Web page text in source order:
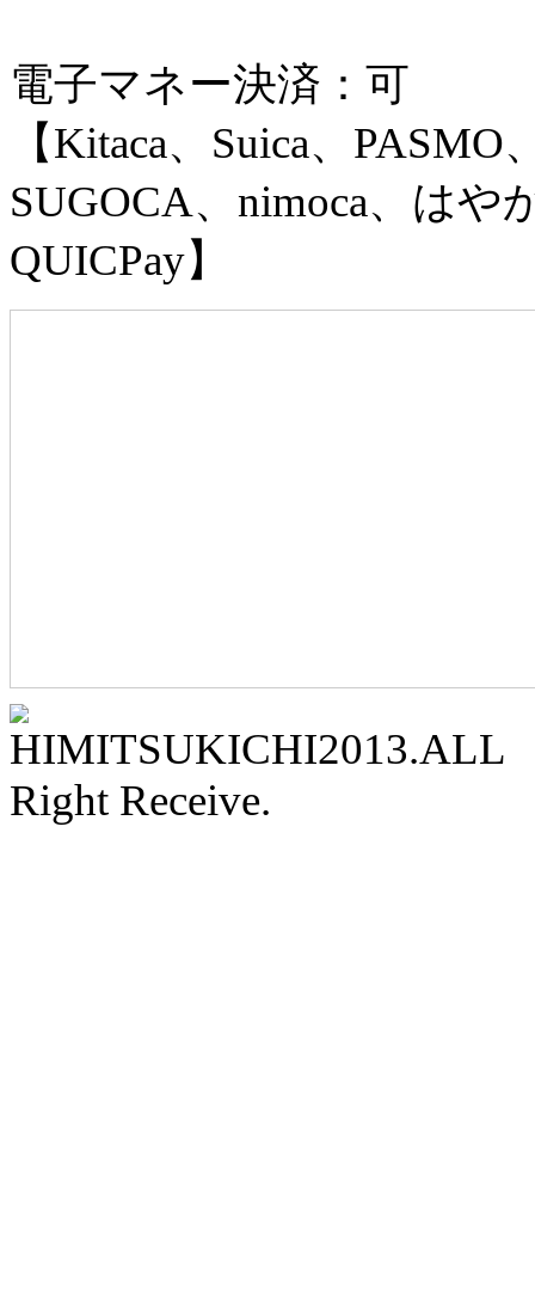
電子マネー決済：可
【Kitaca、Suica、
SUGOCA、nimoca、はや
QUICPay】